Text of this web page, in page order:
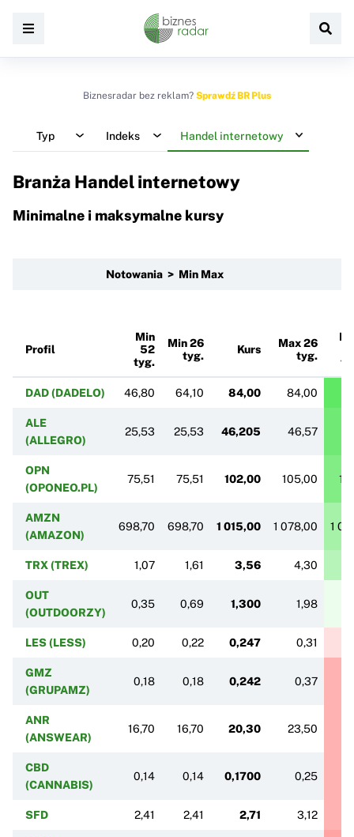
Biznesradar bez reklam? Sprawdź BR Plus
Typ Indeks Handel internetowy
Branża Handel internetowy
Minimalne i maksymalne kursy
Notowania > Min Max
Profil
Min
52
tyg.
Min 26
tyg.
Kurs
Max 26
tyg.
DAD (DADELO) 46,80 64,10 84,00 84,00
ALE
(ALLEGRO)
25,53 25,53 46,205 46,57
OPN
(OPONEO.PL)
75,51 75,51 102,00 105,00
AMZN
(AMAZON)
698,70 698,70 1 015,00 1 078,00 1
TRX (TREX) 1,07 1,61 3,56 4,30
OUT
(OUTDOORZY)
0,35 0,69 1,300 1,98
LES (LESS) 0,20 0,22 0,247 0,31
GMZ
(GRUPAMZ)
0,18 0,18 0,242 0,37
ANR
(ANSWEAR)
16,70 16,70 20,30 23,50
CBD
(CANNABIS)
0,14 0,14 0,1700 0,25
SFD 2,41 2,41 2,71 3,12